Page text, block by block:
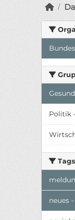
Politik -
Tags
neues -